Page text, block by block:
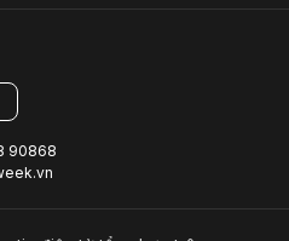
90868